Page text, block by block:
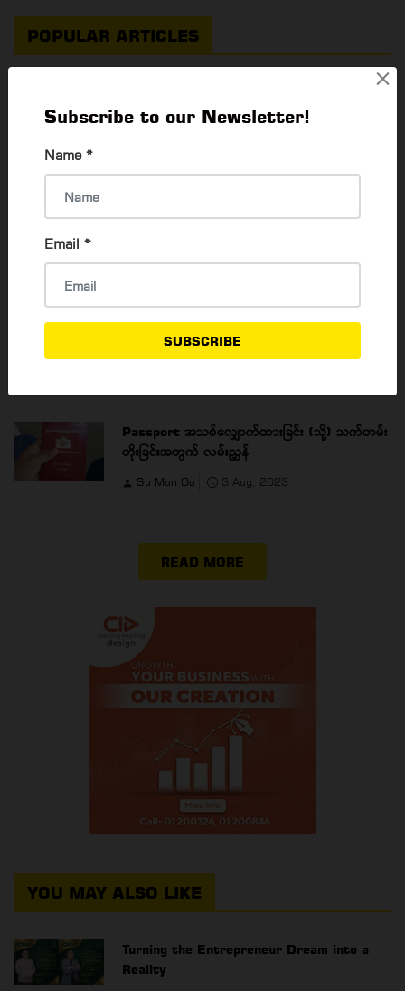
×
Subscribe to our Newsletter!
Name *
Email *
SUBSCRIBE
POPULAR ARTICLES
များ
Private Cinema (၁၀) ခု
Passport အသစ်လျှောက်ထားခြင်း (သို့) သက်တမ်း
တိုးခြင်းအတွက် လမ်းညွှန်
Su Mon Oo 3 Aug, 2023
READ MORE
YOU MAY ALSO LIKE
Turning the Entrepreneur Dream into a
Reality